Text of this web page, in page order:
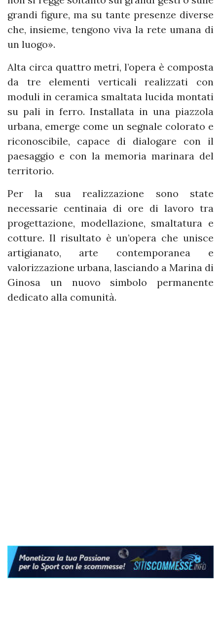
grandi figure, ma su tante presenze diverse
che, insieme, tengono viva la rete umana di
un luogo».
Alta circa quattro metri, l’opera è composta
da tre elementi verticali realizzati con
moduli in ceramica smaltata lucida montati
su pali in ferro. Installata in una piazzola
urbana, emerge come un segnale colorato e
riconoscibile, capace di dialogare con il
paesaggio e con la memoria marinara del
territorio.
Per la sua realizzazione sono state
necessarie centinaia di ore di lavoro tra
progettazione, modellazione, smaltatura e
cotture. Il risultato è un’opera che unisce
artigianato, arte contemporanea e
valorizzazione urbana, lasciando a Marina di
Ginosa un nuovo simbolo permanente
dedicato alla comunità.